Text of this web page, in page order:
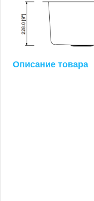
Описание товара